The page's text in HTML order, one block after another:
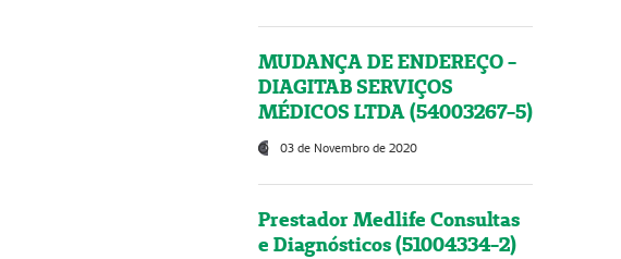
MUDANÇA DE ENDEREÇO -
DIAGITAB SERVIÇOS
MÉDICOS LTDA (54003267-5)
03 de Novembro de 2020
Prestador Medlife Consultas
e Diagnósticos (51004334-2)